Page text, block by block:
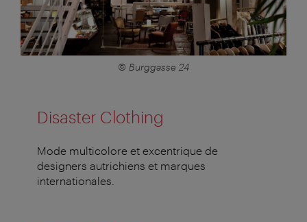
© Burggasse 24
Disaster Clothing
Mode multicolore et excentrique de
designers autrichiens et marques
internationales.